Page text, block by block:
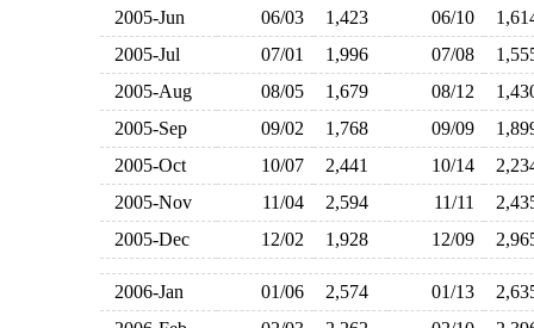
2005-Jun
06/03 1,423 06/10
2005-Jul
07/01 1,996 07/08
2005-Aug
08/05 1,679 08/12
2005-Sep
09/02 1,768 09/09
2005-Oct
10/07 2,441 10/14
2005-Nov
11/04 2,594 11/11
2005-Dec
12/02 1,928 12/09
2006-Jan 01/06 2,574 01/13